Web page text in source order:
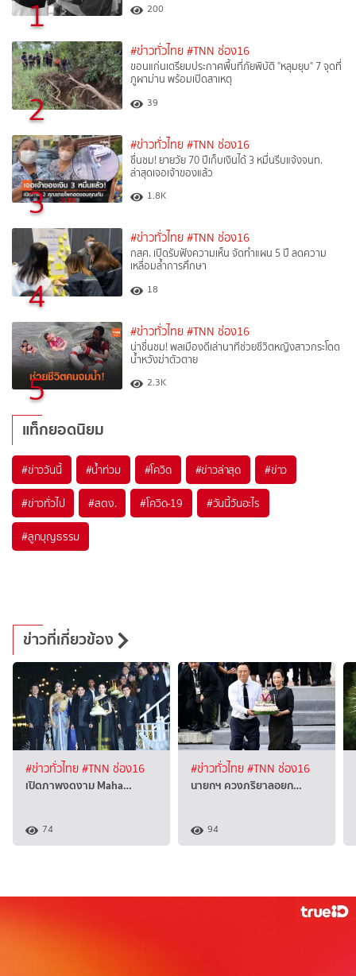
1 200
2
#ข่าวทั่วไทย #TNN ช่อง16
ขอนแก่นเตรียมประกาศพื้นที่ภัยพิบัติ "หลุมยุบ" 7 จุดที่
ภูผาม่าน พร้อมเปิดสาเหตุ
39
3
#ข่าวทั่วไทย #TNN ช่อง16
ชื่นชม! ยายวัย 70 ปีเก็บเงินได้ 3 หมื่นรีบแจ้งจนท.
ล่าสุดเจอเจ้าของแล้ว
1.8K
4
#ข่าวทั่วไทย #TNN ช่อง16
กสศ. เปิดรับฟังความเห็น จัดทำแผน 5 ปี ลดความ
เหลื่อมล้ำการศึกษา
18
5
#ข่าวทั่วไทย #TNN ช่อง16
น่าชื่นชม! พลเมืองดีเล่านาทีช่วยชีวิตหญิงสาวกระโดด
น้ำหวังฆ่าตัวตาย
2.3K
แท็กยอดนิยม
#ข่าววันนี้ #น้ำท่วม #โควิด #ข่าวล่าสุด #ข่าว
#ข่าวทั่วไป #สตง. #โควิด-19 #วันนี้วันอะไร
#ลูกบุญธรรม
ข่าวที่เกี่ยวข้อง
#ข่าวทั่วไทย#TNN ช่อง16
เปิดภาพงดงาม Maha…
74
#ข่าวทั่วไทย#TNN ช่อง16
นายกฯ ควงภริยาลอยก…
94